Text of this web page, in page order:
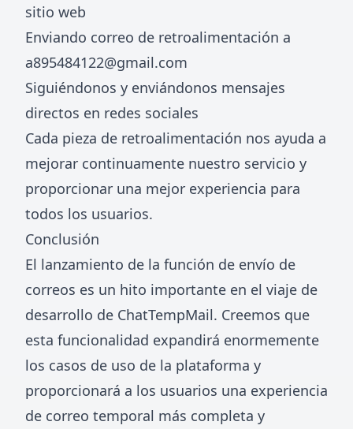
sitio web
Enviando correo de retroalimentación a
a895484122@gmail.com
Siguiéndonos y enviándonos mensajes
directos en redes sociales
Cada pieza de retroalimentación nos ayuda a
mejorar continuamente nuestro servicio y
proporcionar una mejor experiencia para
todos los usuarios.
Conclusión
El lanzamiento de la función de envío de
correos es un hito importante en el viaje de
desarrollo de ChatTempMail. Creemos que
esta funcionalidad expandirá enormemente
los casos de uso de la plataforma y
proporcionará a los usuarios una experiencia
de correo temporal más completa y